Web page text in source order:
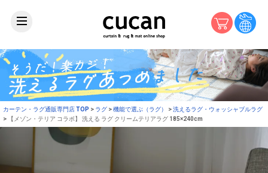
カーテン・ラグ通販専門店 TOP ラグ 機能で選ぶ（ラグ）
洗えるラグ・ウォッシャブルラグ
【メゾン・テリア コラボ】 洗える ラグ クリームテリアラグ 185×240cm